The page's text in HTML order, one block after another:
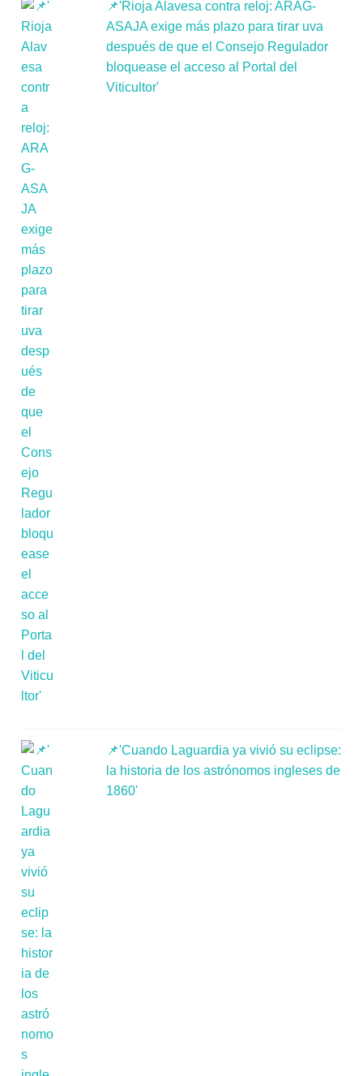
📌'Rioja Alavesa contra reloj: ARAG-
ASAJA exige más plazo para tirar uva
después de que el Consejo Regulador
bloquease el acceso al Portal del
Viticultor'
📌'Cuando Laguardia ya vivió su eclipse:
la historia de los astrónomos ingleses de
1860'